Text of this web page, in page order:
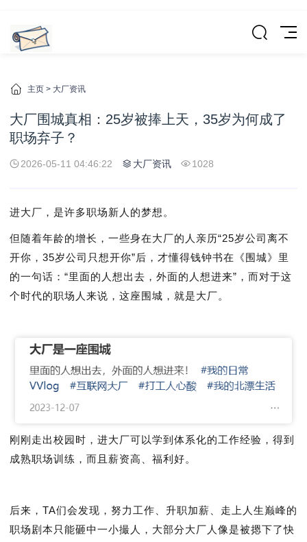
主页 > 大厂资讯
大厂围城真相：25岁被捧上天，35岁为何成了
职场弃子？
2026-05-11 04:46:22 大厂资讯 1028
进大厂，是许多职场新人的梦想。
但随着年龄的增长，一些身在大厂的人亲历“25岁公司离不
开你，35岁公司只想开你”后，才懂得钱钟书在《围城》里
的一句话：“里面的人想出去，外面的人想进来”，而对于这
个时代的职场人来说，这座围城，就是大厂。
刚刚走出校园时，进大厂可以学到体系化的工作经验，得到
成熟职场训练，而且薪资高、福利好。
后来，TA们会发现，努力工作、升职加薪、走上人生巅峰的
职场剧本只能砸中一小撮人，大部分大厂人像是被摁下了快